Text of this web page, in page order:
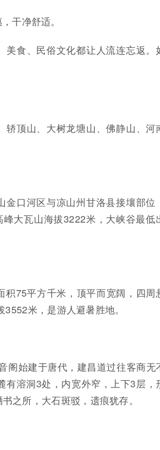
干净舒适。
美食、民俗文化都让人流连忘返。
轿顶山、大树龙塘山、佛静山、河
金口河区与凉山州甘洛县接壤部位
大瓦山海拔3222米，大峡谷最低
75平方千米，顶平而宽阔，四周
米，是游人避暑胜地。
阁始建于唐代，建昌道过往客商无
有溶洞3处，内宽外窄，上下3层，
之所，大石斑驳，遗痕犹存。